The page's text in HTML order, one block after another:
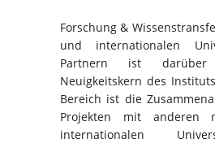
Forschung &
und internationalen
Partnern ist
Neuigkeitskern des
Bereich ist die
Projekten mit anderen
internationalen